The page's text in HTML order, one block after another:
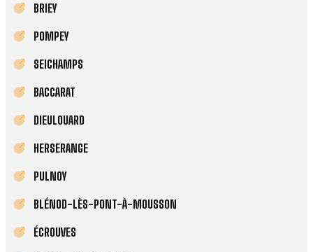
BRIEY
POMPEY
SEICHAMPS
BACCARAT
DIEULOUARD
HERSERANGE
PULNOY
BLÉNOD-LÈS-PONT-À-MOUSSON
ÉCROUVES